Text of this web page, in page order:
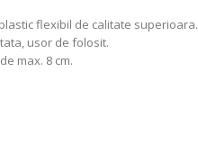
flexibil de calitate superioara.
usor de folosit.
max. 8 cm.